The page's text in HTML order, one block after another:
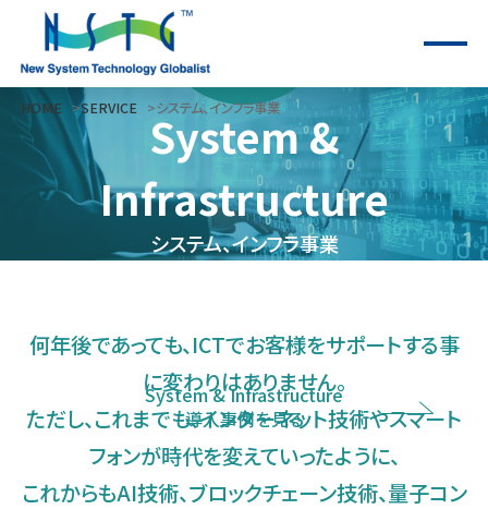
System &
Infrastructure
システム、インフラ事業
るサポートをご提供し、
お客様に信頼され続けるチームでありたい～
System & Infrastructure
導入事例を見る
HOME SERVICE システム、インフラ事業
何年後であっても、ICTでお客様をサポートする事
に変わりはありません。
ただし、これまでも、インターネット技術やスマート
フォンが時代を変えていったように、
これからもAI技術、ブロックチェーン技術、量子コン